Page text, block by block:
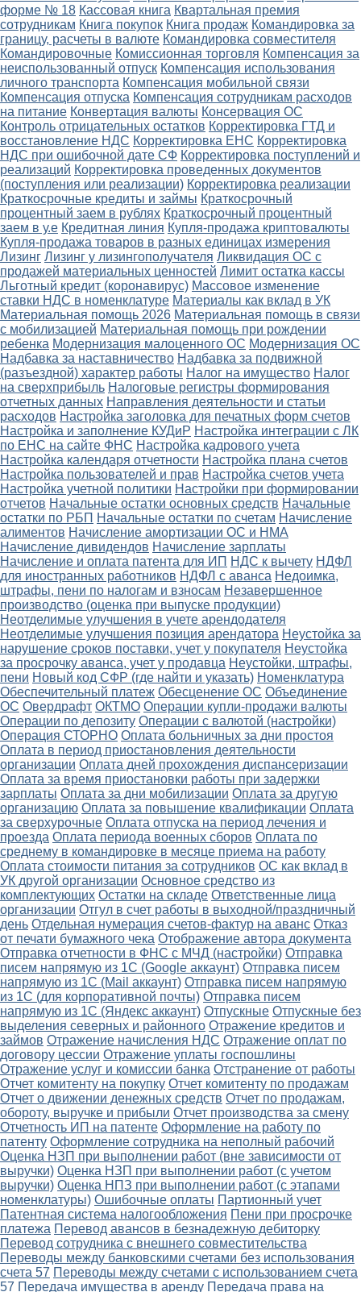
форме № 18 Кассовая книга Квартальная премия
сотрудникам Книга покупок Книга продаж Командировка за
границу, расчеты в валюте Командировка совместителя
Командировочные Комиссионная торговля Компенсация за
неиспользованный отпуск Компенсация использования
личного транспорта Компенсация мобильной связи
Компенсация отпуска Компенсация сотрудникам расходов
на питание Конвертация валюты Консервация ОС
Контроль отрицательных остатков Корректировка ГТД и
восстановление НДС Корректировка ЕНС Корректировка
НДС при ошибочной дате СФ Корректировка поступлений и
реализаций Корректировка проведенных документов
(поступления или реализации) Корректировка реализации
Краткосрочные кредиты и займы Краткосрочный
процентный заем в рублях Краткосрочный процентный
заем в у.е Кредитная линия Купля-продажа криптовалюты
Купля-продажа товаров в разных единицах измерения
Лизинг Лизинг у лизингополучателя Ликвидация ОС с
продажей материальных ценностей Лимит остатка кассы
Льготный кредит (коронавирус) Массовое изменение
ставки НДС в номенклатуре Материалы как вклад в УК
Материальная помощь 2026 Материальная помощь в связи
с мобилизацией Материальная помощь при рождении
ребенка Модернизация малоценного ОС Модернизация ОС
Надбавка за наставничество Надбавка за подвижной
(разъездной) характер работы Налог на имущество Налог
на сверхприбыль Налоговые регистры формирования
отчетных данных Направления деятельности и статьи
расходов Настройка заголовка для печатных форм счетов
Настройка и заполнение КУДиР Настройка интеграции с ЛК
по ЕНС на сайте ФНС Настройка кадрового учета
Настройка календаря отчетности Настройка плана счетов
Настройка пользователей и прав Настройка счетов учета
Настройка учетной политики Настройки при формировании
отчетов Начальные остатки основных средств Начальные
остатки по РБП Начальные остатки по счетам Начисление
алиментов Начисление амортизации ОС и НМА
Начисление дивидендов Начисление зарплаты
Начисление и оплата патента для ИП НДС к вычету НДФЛ
для иностранных работников НДФЛ с аванса Недоимка,
штрафы, пени по налогам и взносам Незавершенное
производство (оценка при выпуске продукции)
Неотделимые улучшения в учете арендодателя
Неотделимые улучшения позиция арендатора Неустойка за
нарушение сроков поставки, учет у покупателя Неустойка
за просрочку аванса, учет у продавца Неустойки, штрафы,
пени Новый код СФР (где найти и указать) Номенклатура
Обеспечительный платеж Обесценение ОС Объединение
ОС Овердрафт ОКТМО Операции купли-продажи валюты
Операции по депозиту Операции с валютой (настройки)
Операция СТОРНО Оплата больничных за дни простоя
Оплата в период приостановления деятельности
организации Оплата дней прохождения диспансеризации
Оплата за время приостановки работы при задержки
зарплаты Оплата за дни мобилизации Оплата за другую
организацию Оплата за повышение квалификации Оплата
за сверхурочные Оплата отпуска на период лечения и
проезда Оплата периода военных сборов Оплата по
среднему в командировке в месяце приема на работу
Оплата стоимости питания за сотрудников ОС как вклад в
УК другой организации Основное средство из
комплектующих Остатки на складе Ответственные лица
организации Отгул в счет работы в выходной/праздничный
день Отдельная нумерация счетов-фактур на аванс Отказ
от печати бумажного чека Отображение автора документа
Отправка отчетности в ФНС с МЧД (настройки) Отправка
писем напрямую из 1С (Google аккаунт) Отправка писем
напрямую из 1С (Mail аккаунт) Отправка писем напрямую
из 1С (для корпоративной почты) Отправка писем
напрямую из 1С (Яндекс аккаунт) Отпускные Отпускные без
выделения северных и районного Отражение кредитов и
займов Отражение начисления НДС Отражение оплат по
договору цессии Отражение уплаты госпошлины
Отражение услуг и комиссии банка Отстранение от работы
Отчет комитенту на покупку Отчет комитенту по продажам
Отчет о движении денежных средств Отчет по продажам,
обороту, выручке и прибыли Отчет производства за смену
Отчетность ИП на патенте Оформление на работу по
патенту Оформление сотрудника на неполный рабочий
Оценка НЗП при выполнении работ (вне зависимости от
выручки) Оценка НЗП при выполнении работ (с учетом
выручки) Оценка НПЗ при выполнении работ (с этапами
номенклатуры) Ошибочные оплаты Партионный учет
Патентная система налогообложения Пени при просрочке
платежа Перевод авансов в безнадежную дебиторку
Перевод сотрудника с внешнего совместительства
Переводы между банковскими счетами без использования
счета 57 Переводы между счетами с использованием счета
57 Передача имущества в аренду Передача права на